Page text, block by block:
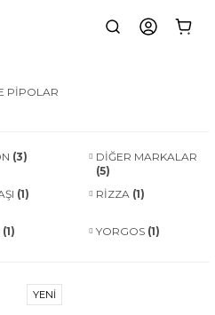
PİPOLAR
(3)
DİĞER MARKALAR
(5)
(1) RİZZA (1)
(1) YORGOS (1)
YENİ